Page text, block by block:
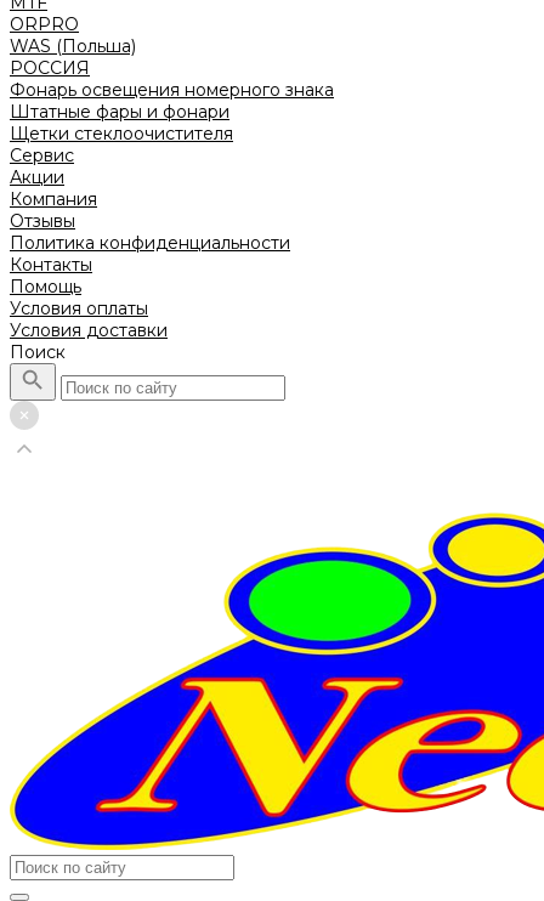
ORPRO
WAS (Польша)
РОССИЯ
Фонарь освещения номерного знака
Штатные фары и фонари
Щетки стеклоочистителя
Сервис
Акции
Компания
Отзывы
Политика конфиденциальности
Контакты
Помощь
Условия оплаты
Условия доставки
Поиск